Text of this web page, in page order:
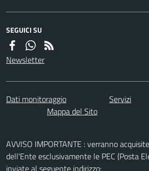
SEGUICI SU
Newsletter
Dati monitoraggio Servizi
Mappa del Sito
AVVISO IMPORTANTE : verranno
dell'Ente esclusivamente le PEC (Posta
inviate al seguente indirizzo: